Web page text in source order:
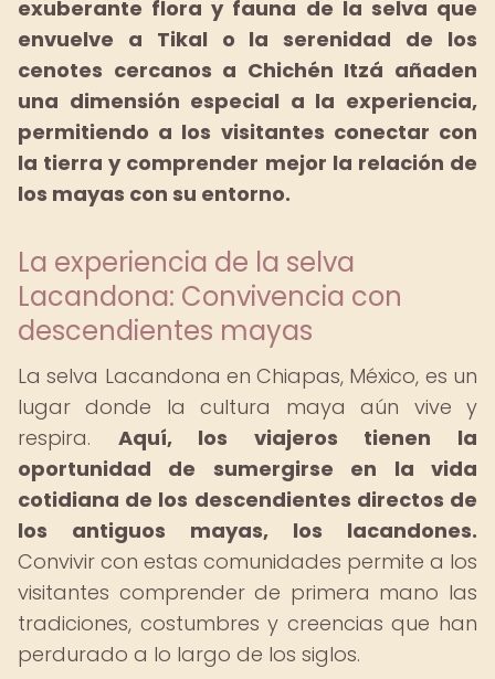
exuberante flora y fauna de la selva que
envuelve a Tikal o la serenidad de los
cenotes cercanos a Chichén Itzá añaden
una dimensión especial a la experiencia,
permitiendo a los visitantes conectar con
la tierra y comprender mejor la relación de
los mayas con su entorno.
La experiencia de la selva
Lacandona: Convivencia con
descendientes mayas
La selva Lacandona en Chiapas, México, es un
lugar donde la cultura maya aún vive y
respira. Aquí, los viajeros tienen la
oportunidad de sumergirse en la vida
cotidiana de los descendientes directos de
los antiguos mayas, los lacandones.
Convivir con estas comunidades permite a los
visitantes comprender de primera mano las
tradiciones, costumbres y creencias que han
perdurado a lo largo de los siglos.